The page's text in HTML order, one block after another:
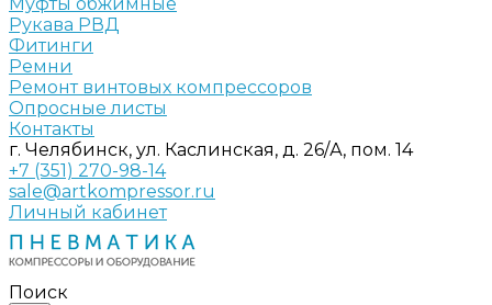
Рукава РВД
Фитинги
Ремни
Ремонт винтовых компрессоров
Опросные листы
Контакты
г. Челябинск, ул. Каслинская, д. 26/А, пом. 14
+7 (351) 270-98-14
sale@artkompressor.ru
Личный кабинет
Поиск